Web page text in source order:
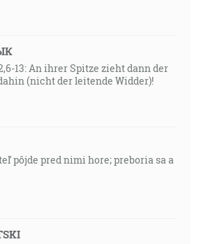
13: An ihrer Spitze zieht dann der
(nicht der leitende Widder)!
pôjde pred nimi hore; preboria sa a